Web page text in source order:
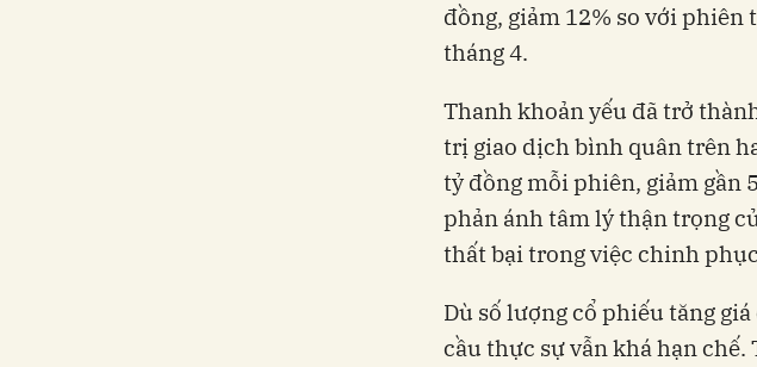
đồng, giảm 12% so với
tháng 4.
Thanh khoản yếu đã trở
trị giao dịch bình quân trên
tỷ đồng mỗi phiên, giảm gần
phản ánh tâm lý thận trọng
thất bại trong việc chinh
Dù số lượng cổ phiếu tăng
cầu thực sự vẫn khá hạn